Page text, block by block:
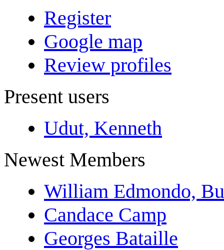
Register
Google map
Review profiles
Present users
Udut, Kenneth
Newest Members
William Edmondo,
Candace Camp
Georges Bataille